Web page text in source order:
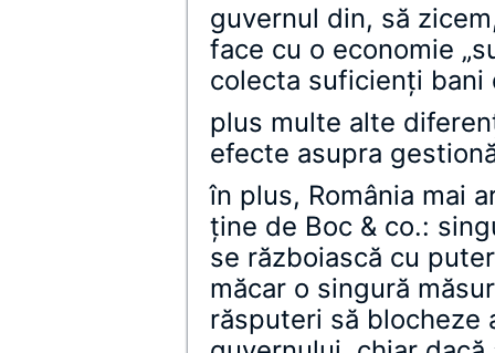
guvernul din, să
face cu o economie
colecta suficienţi
plus multe alte
efecte asupra
în plus, România mai
ţine de Boc & co.:
se războiască cu
măcar o singură
răsputeri să blocheze